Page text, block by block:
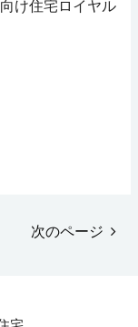
け住宅ロイヤル
次のページ